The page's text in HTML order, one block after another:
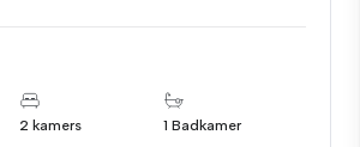
2 kamers 1 Badkamer